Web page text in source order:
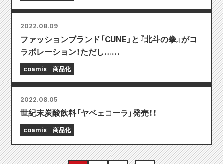
2022.08.09
ファッションブランド「CUNE」と『北斗の拳』がコ
ラボレーション！ただし……
coamix 商品化
2022.08.05
世紀末炭酸飲料「ヤベェコーラ」発売！！
coamix 商品化